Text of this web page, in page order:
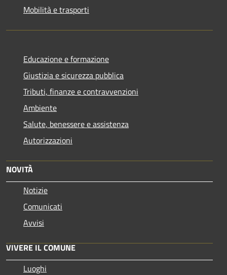
Mobilità e trasporti
Educazione e formazione
Giustizia e sicurezza pubblica
Tributi, finanze e contravvenzioni
Ambiente
Salute, benessere e assistenza
Autorizzazioni
NOVITÀ
Notizie
Comunicati
Avvisi
VIVERE IL COMUNE
Luoghi